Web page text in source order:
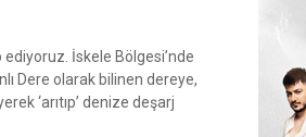
ediyoruz. İskele Bölgesi’nde
Dere olarak bilinen dereye,
‘arıtıp’ denize deşarj